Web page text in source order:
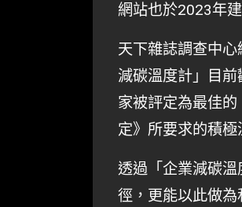
網站也於2023年
天下雜誌調查中
減碳溫度計」目
家被評定為最佳
定》所要求的積極
透過「企業減碳
徑，更能以此做為